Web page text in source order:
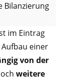
Bilanzierung
im Eintrag
einer
von der
weitere